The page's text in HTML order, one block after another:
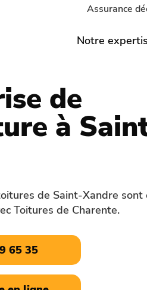
Assurance
Notre
de
à
de Saint-Xandre sont
Toitures de Charente.
65 35